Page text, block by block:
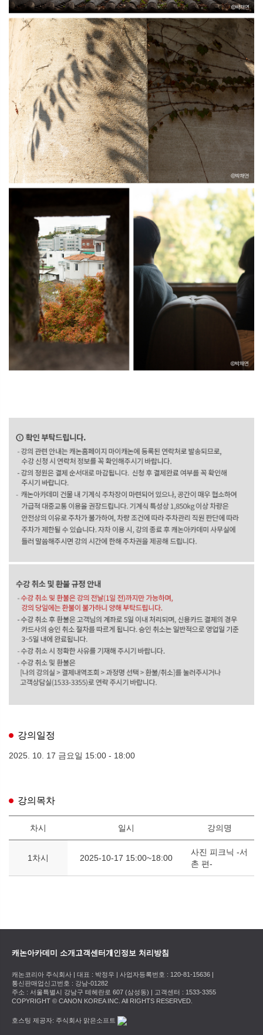
강의일정
2025. 10. 17 금요일 15:00 - 18:00
강의목차
차시 일시 강의명
1차시 2025-10-17 15:00~18:00
사진 피크닉 -서
촌 편-
캐논아카데미 소개 고객센터 개인정보 처리방침
캐논코리아 주식회사 | 대표 : 박정우 | 사업자등록번호 : 120-81-15636 |
통신판매업신고번호 : 강남-01282
주소 : 서울특별시 강남구 테헤란로 607 (삼성동) | 고객센터 : 1533-3355
COPYRIGHT © CANON KOREA INC. All RIGHTS RESERVED.
호스팅 제공자: 주식회사 맑은소프트